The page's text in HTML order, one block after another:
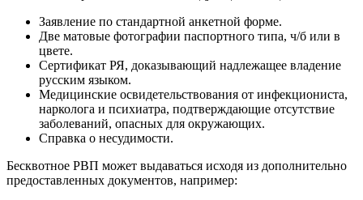
Заявление по стандартной анкетной форме.
Две матовые фотографии паспортного типа, ч/б или в
цвете.
Сертификат РЯ, доказывающий надлежащее владение
русским языком.
Медицинские освидетельствования от инфекциониста,
нарколога и психиатра, подтверждающие отсутствие
заболеваний, опасных для окружающих.
Справка о несудимости.
Бесквотное РВП может выдаваться исходя из дополнительно
предоставленных документов, например: